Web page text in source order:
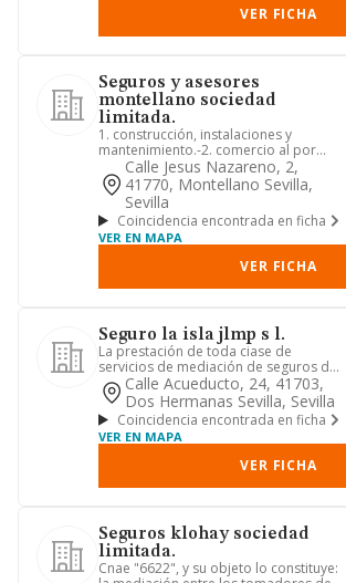
VER FICHA
Seguros y asesores
montellano sociedad
limitada.
1. construcción, instalaciones y
mantenimiento.-2. comercio al por
mayor y al por menor. distribuci...
Calle Jesus Nazareno, 2,
41770, Montellano Sevilla,
Sevilla
Coincidencia encontrada en ficha
VER EN MAPA
VER FICHA
Seguro la isla jlmp s l.
La prestación de toda ciase de
servicios de mediación de seguros de
todaslas ramas de seguros en ge...
Calle Acueducto, 24, 41703,
Dos Hermanas Sevilla, Sevilla
Coincidencia encontrada en ficha
VER EN MAPA
VER FICHA
Seguros klohay sociedad
limitada.
Cnae "6622", y su objeto lo constituye: